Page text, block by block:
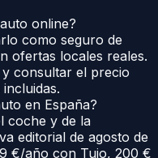
online?
como seguro de
ofertas locales reales.
consultar el precio
en España?
coche y de la
editorial de agosto de
€/año con Tuio, 200 €